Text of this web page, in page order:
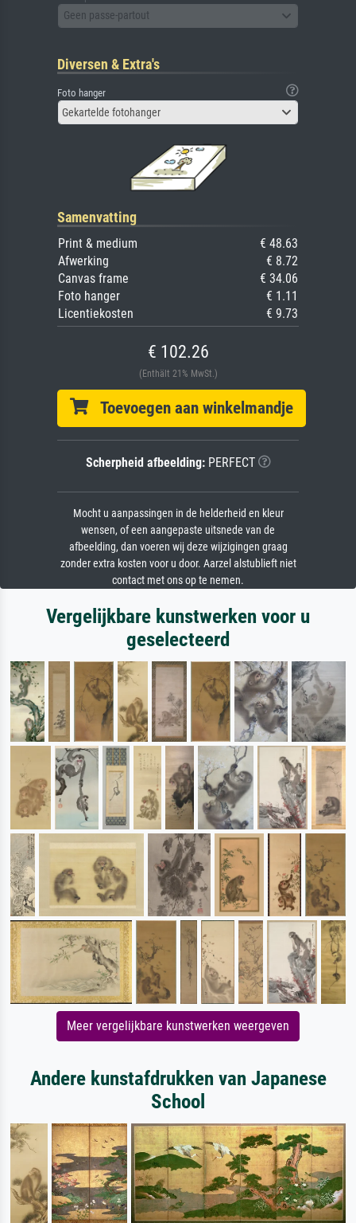
Geen passe-partout
Diversen & Extra's
Foto hanger
Gekartelde fotohanger
Samenvatting
Print & medium
€ 48.63
Afwerking
€ 8.72
Canvas frame
€ 34.06
Foto hanger
€ 1.11
Licentiekosten
€ 9.73
€ 102.26
(Enthält 21% MwSt.)
Toevoegen aan winkelmandje
Scherpheid afbeelding:PERFECT
Mocht u aanpassingen in de helderheid en kleur
wensen, of een aangepaste uitsnede van de
afbeelding, dan voeren wij deze wijzigingen graag
zonder extra kosten voor u door. Aarzel alstublieft niet
contact met ons op te nemen.
Vergelijkbare kunstwerken voor u
geselecteerd
Meer vergelijkbare kunstwerken weergeven
Andere kunstafdrukken van Japanese
School